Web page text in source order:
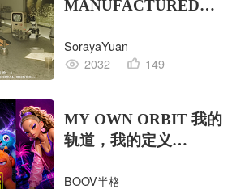
MANUFACTURED
的工业版本
SorayaYuan
2032
149
MY OWN ORBIT 我的
轨道，我的定义
对
BOOV半格